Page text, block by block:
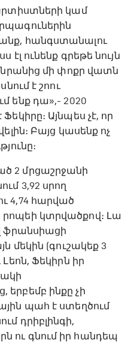
կամ
հանգստանալու
էլ ունենք գրեթե նույն
նրանից մի փոքր վատն
է շոու
ենք դա»,- ‍2020
Այնպես չէ, որ
Բայց կասենք ոչ
2 մրցաշրջանի
3,92 սրող
4,74 հարված
կտրվածքով։ Լա
ֆրանսիացի
մեկին (գուշակեք 3
Ֆեկիրն իր
երբեմբ ինքը չի
պահ է ստեղծում
դրիբլինգի,
ու գնում իր հանդեպ